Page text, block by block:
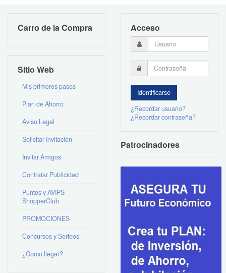
Carro de la Compra
Sitio Web
Mis primeros pasos
Plan de Ahorro
Aviso Legal
Solicitar Invitación
Invitar Amigos
Contratar Publicidad
Puntos y AVIPS
ShopperClub
PROMOCIONES
Concursos y Sorteos
¿Como llegar?
Acceso
¿Recordar usuario?
¿Recordar contraseña?
Patrocinadores